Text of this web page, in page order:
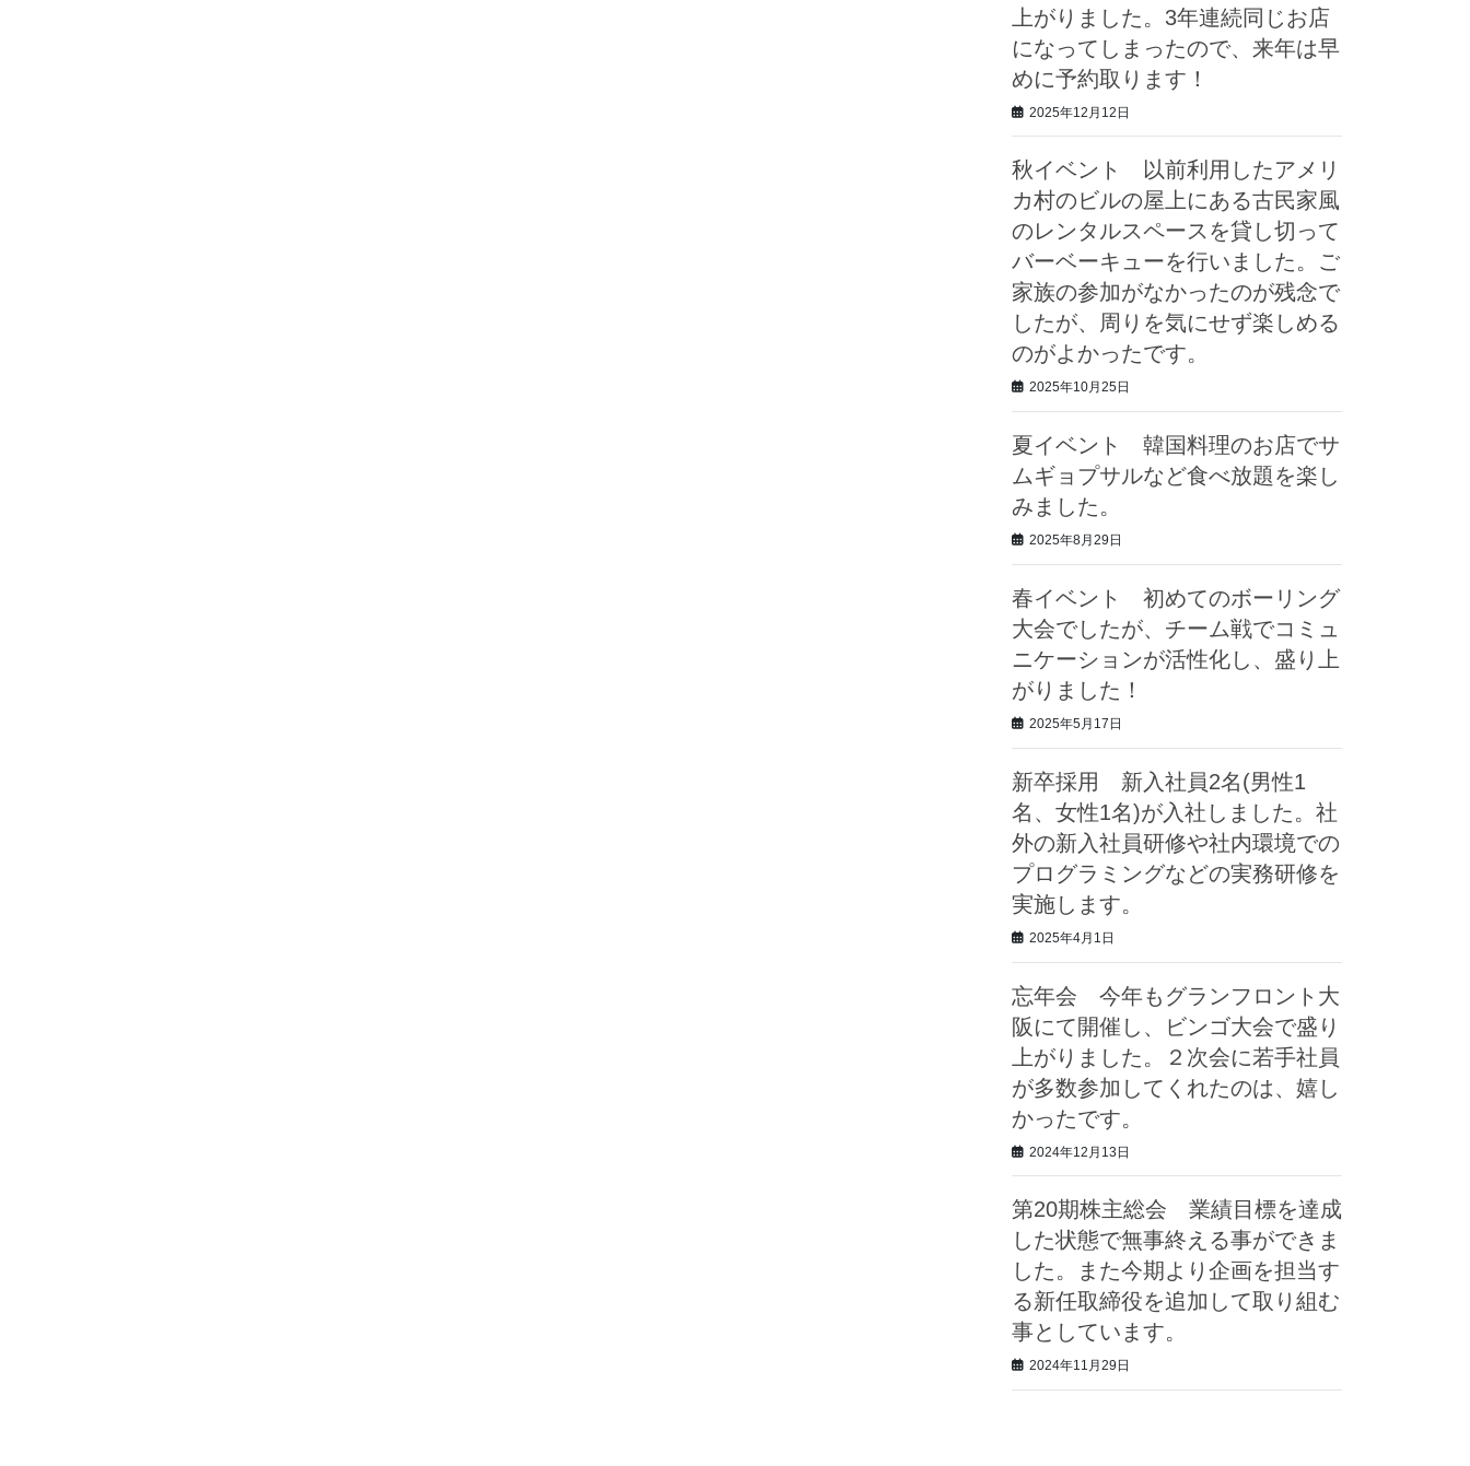
上がりました。3年連続同じお店
になってしまったので、来年は早
めに予約取ります！
2025年12月12日
秋イベント 以前利用したアメリ
カ村のビルの屋上にある古民家風
のレンタルスペースを貸し切って
バーベーキューを行いました。ご
家族の参加がなかったのが残念で
したが、周りを気にせず楽しめる
のがよかったです。
2025年10月25日
夏イベント 韓国料理のお店でサ
ムギョプサルなど食べ放題を楽し
みました。
2025年8月29日
春イベント 初めてのボーリング
大会でしたが、チーム戦でコミュ
ニケーションが活性化し、盛り上
がりました！
2025年5月17日
新卒採用 新入社員2名(男性1
名、女性1名)が入社しました。社
外の新入社員研修や社内環境での
プログラミングなどの実務研修を
実施します。
2025年4月1日
忘年会 今年もグランフロント大
阪にて開催し、ビンゴ大会で盛り
上がりました。２次会に若手社員
が多数参加してくれたのは、嬉し
かったです。
2024年12月13日
第20期株主総会 業績目標を達成
した状態で無事終える事ができま
した。また今期より企画を担当す
る新任取締役を追加して取り組む
事としています。
2024年11月29日